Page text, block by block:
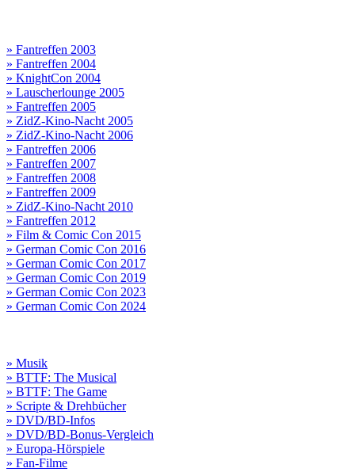
» Fantreffen 2003
» Fantreffen 2004
» KnightCon 2004
» Lauscherlounge 2005
» Fantreffen 2005
» ZidZ-Kino-Nacht 2005
» ZidZ-Kino-Nacht 2006
» Fantreffen 2006
» Fantreffen 2007
» Fantreffen 2008
» Fantreffen 2009
» ZidZ-Kino-Nacht 2010
» Fantreffen 2012
» Film & Comic Con 2015
» German Comic Con 2016
» German Comic Con 2017
» German Comic Con 2019
» German Comic Con 2023
» German Comic Con 2024
» Musik
» BTTF: The Musical
» BTTF: The Game
» Scripte & Drehbücher
» DVD/BD-Infos
» DVD/BD-Bonus-Vergleich
» Europa-Hörspiele
» Fan-Filme